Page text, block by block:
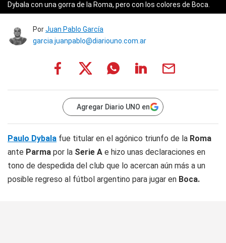
Dybala con una gorra de la Roma, pero con los colores de Boca.
PorJuan Pablo García
garcia.juanpablo@diariouno.com.ar
Agregar Diario UNO en
Paulo Dybala fue titular en el agónico triunfo de la Roma
ante Parma por la Serie A e hizo unas declaraciones en
tono de despedida del club que lo acercan aún más a un
posible regreso al fútbol argentino para jugar en Boca.